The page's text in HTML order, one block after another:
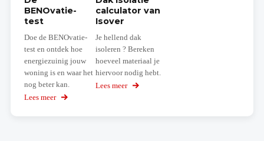
BENOvatie-
test
Doe de BENOvatie-
test en ontdek hoe
energiezuinig jouw
woning is en waar het
nog beter kan.
Lees meer over
calculator van
Isover
Je hellend dak
isoleren ? Bereken
hoeveel materiaal je
hiervoor nodig hebt.
Lees meer over